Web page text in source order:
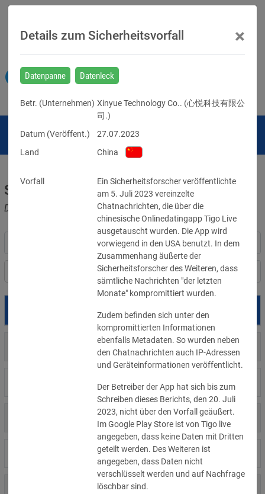
Sicherheitsvorfälle
Datenpannen, Cyber-Angriffe und Schwachstellen
Länderauswahl
Betroffene
Brown Health Medical Group-MA
AnMed
Fürstentum Liechtenstein
Ökovolt Solartechnik
Details zum Sicherheitsvorfall ×
Datenpanne Datenleck
Betr. (Unternehmen) Xinyue Technology Co.. (心悦科技有限公
司.)
Datum (Veröffent.)
27.07.2023
Land
China
Vorfall
Ein Sicherheitsforscher veröffentlichte
am 5. Juli 2023 vereinzelte
Chatnachrichten, die über die
chinesische Onlinedatingapp Tigo Live
ausgetauscht wurden. Die App wird
vorwiegend in den USA benutzt. In dem
Zusammenhang äußerte der
Sicherheitsforscher des Weiteren, dass
sämtliche Nachrichten "der letzten
Monate" kompromittiert wurden.
Zudem befinden sich unter den
kompromittierten Informationen
ebenfalls Metadaten. So wurden neben
den Chatnachrichten auch IP-Adressen
und Geräteinformationen veröffentlicht.
Der Betreiber der App hat sich bis zum
Schreiben dieses Berichts, den 20. Juli
2023, nicht über den Vorfall geäußert.
Im Google Play Store ist von Tigo live
angegeben, dass keine Daten mit Dritten
geteilt werden. Des Weiteren ist
angegeben, dass Daten nicht
verschlüsselt werden und auf Nachfrage
löschbar sind.